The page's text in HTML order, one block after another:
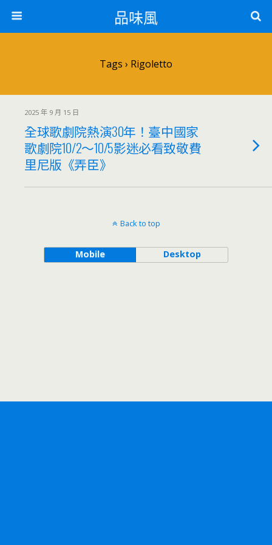
品味風
Tags › Rigoletto
2025 年 9 月 15 日
全球歌劇院熱演30年！臺中國家
歌劇院10/2～10/5影迷必看致敬費
里尼版《弄臣》
Back to top
Mobile Desktop